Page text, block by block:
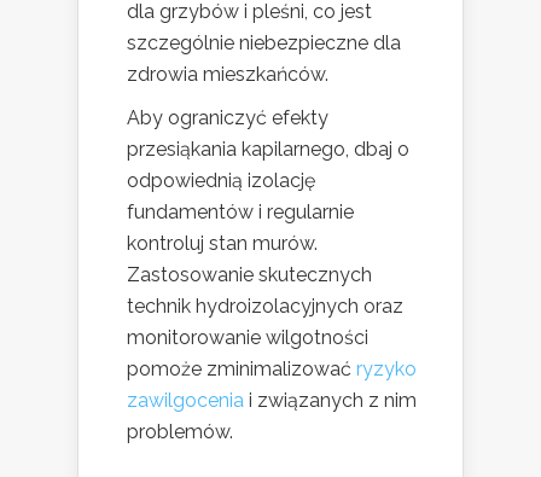
dla grzybów i pleśni, co jest
szczególnie niebezpieczne dla
zdrowia mieszkańców.
Aby ograniczyć efekty
przesiąkania kapilarnego, dbaj o
odpowiednią izolację
fundamentów i regularnie
kontroluj stan murów.
Zastosowanie skutecznych
technik hydroizolacyjnych oraz
monitorowanie wilgotności
pomoże zminimalizować ryzyko
zawilgocenia i związanych z nim
problemów.